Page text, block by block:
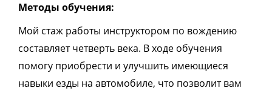
Методы обучения:
Мой стаж работы инструктором по вождению
составляет четверть века. В ходе обучения
помогу приобрести и улучшить имеющиеся
навыки езды на автомобиле, что позволит вам